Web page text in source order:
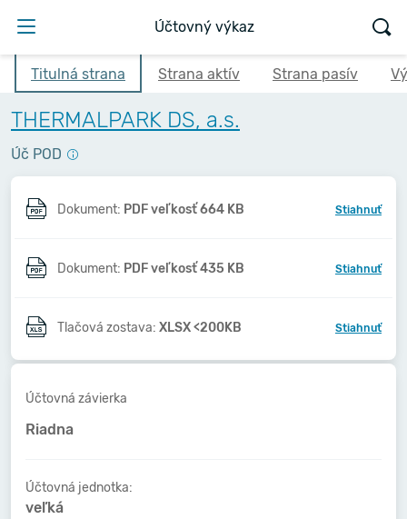
Účtovný výkaz
Titulná strana Strana aktív Strana pasív
THERMALPARK DS, a.s.
Úč POD
Dokument: PDF veľkosť 664 KB Stiahnuť
Dokument: PDF veľkosť 435 KB Stiahnuť
Tlačová zostava: XLSX <200KB Stiahnuť
Účtovná závierka
Riadna
Účtovná jednotka:
veľká